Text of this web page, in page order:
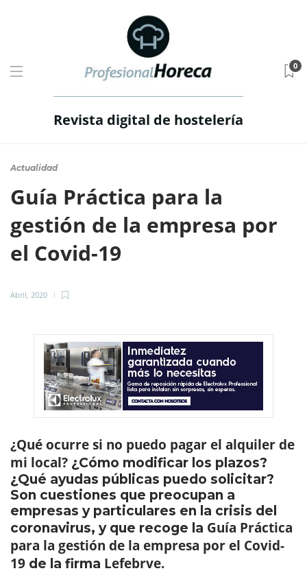
Revista digital de hostelería
0
Actualidad
Guía Práctica para la
gestión de la empresa por
el Covid-19
Abril, 2020
¿Qué ocurre si no puedo pagar el alquiler de
mi local? ¿Cómo modificar los plazos?
¿Qué ayudas públicas puedo solicitar?
Son cuestiones que preocupan a
empresas y particulares en la crisis del
coronavirus, y que recoge la Guía Práctica
para la gestión de la empresa por el Covid-
19 de la firma Lefebrve.